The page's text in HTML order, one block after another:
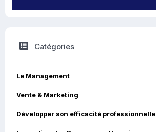
Catégories
Le Management
Vente & Marketing
Développer son efficacité professionnelle